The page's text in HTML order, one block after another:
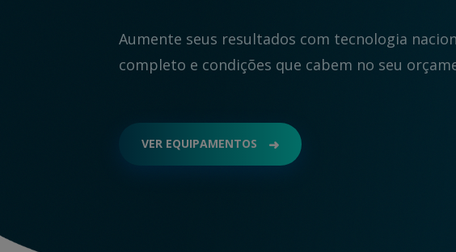
Aumente seus resultados com tecnologia
completo e condições que cabem no seu
VER EQUIPAMENTOS ➜